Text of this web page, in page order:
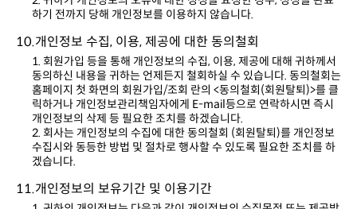
하기 전까지 당해 개인정보를 이용하지 않습니다.
10.개인정보 수집, 이용, 제공에 대한 동의철회
개인정보의 삭제 등 필요한 조치를 하겠습니다.
겠습니다.
11.개인정보의 보유기간 및 이용기간